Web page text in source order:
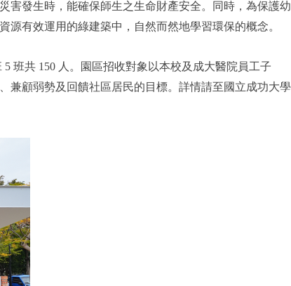
害發生時，能確保師生之生命財產安全。同時，為保護幼
有效運用的綠建築中，自然而然地學習環保的概念。
班共 150 人。園區招收對象以本校及成大醫院員工子
兼顧弱勢及回饋社區居民的目標。詳情請至國立成功大學